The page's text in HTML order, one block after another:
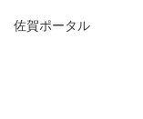
佐賀ポータル